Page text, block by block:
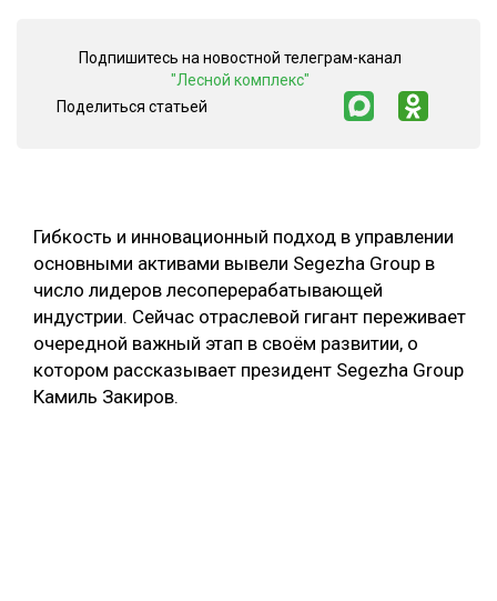
БЕЗОПАСНОЕ ПРОИЗВОДСТВО
СОРТИРОВКА ДРЕВЕСИНЫ
Гибкость и инновационный подход в управлении
основными активами вывели Segezha Group в
число лидеров лесоперерабатывающей
индустрии. Сейчас отраслевой гигант переживает
очередной важный этап в своём развитии, о
котором рассказывает президент Segezha Group
Камиль Закиров.
Подпишитесь на новостной телеграм-канал
"Лесной комплекс"
Поделиться статьей